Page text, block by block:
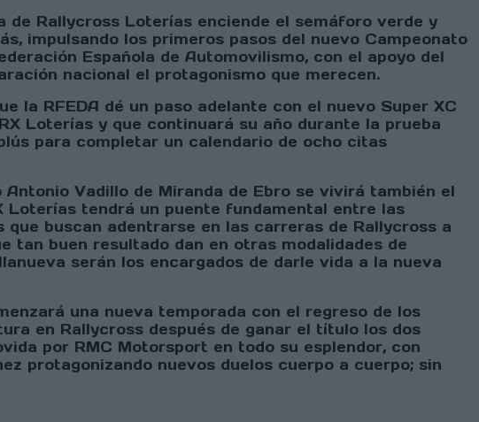
de Rallycross Loterías enciende el semáforo verde y
impulsando los primeros pasos del nuevo Campeonato
Española de Automovilismo, con el apoyo del
nacional el protagonismo que merecen.
la RFEDA dé un paso adelante con el nuevo Super XC
Loterías y que continuará su año durante la prueba
para completar un calendario de ocho citas
Vadillo de Miranda de Ebro se vivirá también el
Loterías tendrá un puente fundamental entre las
buscan adentrarse en las carreras de Rallycross a
tan buen resultado dan en otras modalidades de
serán los encargados de darle vida a la nueva
una nueva temporada con el regreso de los
en Rallycross después de ganar el título los dos
por RMC Motorsport en todo su esplendor, con
protagonizando nuevos duelos cuerpo a cuerpo; sin